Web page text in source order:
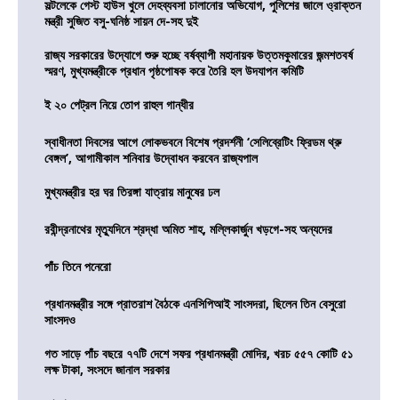
সল্টলেকে গেস্ট হাউস খুলে দেহব্যবসা চালানোর অভিযোগ, পুলিশের জালে ও্রাক্তন
মন্ত্রী সুজিত বসু-ঘনিষ্ঠ সায়ন দে-সহ দুই
রাজ্য সরকারের উদ্যোগে শুরু হচ্ছে বর্ষব্যাপী মহানায়ক উত্তমকুমারের জন্মশতবর্ষ
স্মরণ, মুখ্যমন্ত্রীকে প্রধান পৃষ্ঠপোষক করে তৈরি হল উদযাপন কমিটি
ই ২০ পেট্রল নিয়ে তোপ রাহুল গান্ধীর
স্বাধীনতা দিবসের আগে লোকভবনে বিশেষ প্রদর্শনী ‘সেলিব্রেটিং ফ্রিডম থ্রু
বেঙ্গল’, আগামীকাল শনিবার উদ্বোধন করবেন রাজ্যপাল
মুখ্যমন্ত্রীর হর ঘর তিরঙ্গা যাত্রায় মানুষের ঢল
রবীন্দ্রনাথের মৃত্যুদিনে শ্রদ্ধা অমিত শাহ, মল্লিকার্জুন খড়গে-সহ অন্যদের
পাঁচ তিনে পনেরো
প্রধানমন্ত্রীর সঙ্গে প্রাতরাশ বৈঠকে এনসিপিআই সাংসদরা, ছিলেন তিন বেসুরো
সাংসদও
গত সাড়ে পাঁচ বছরে ৭৭টি দেশে সফর প্রধানমন্ত্রী মোদির, খরচ ৫৫৭ কোটি ৫১
লক্ষ টাকা, সংসদে জানাল সরকার